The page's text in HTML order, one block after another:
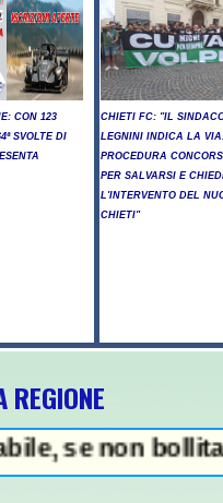
CON 123
SVOLTE DI
CHIETI FC: "IL
LEGNINI INDICA LA
PROCEDURA
PER SALVARSI E
L'INTERVENTO DEL
CHIETI"
REGIONE
bollita -
molte